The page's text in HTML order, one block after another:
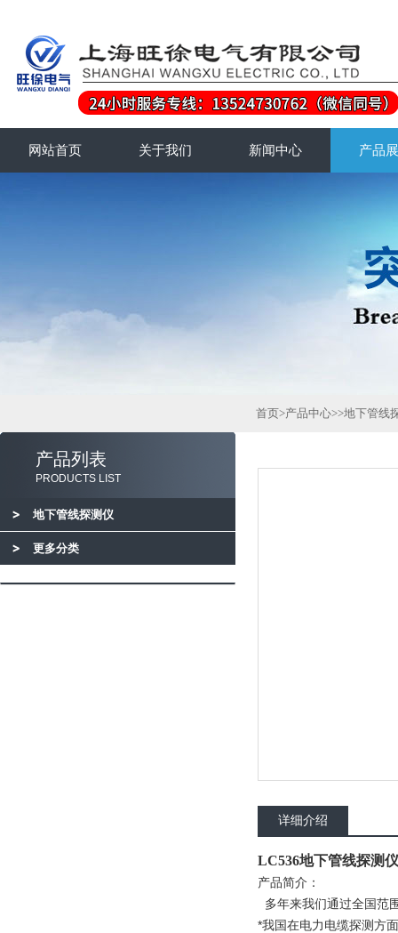
网站首页 关于我们 新闻中心 产品
产品列表
PRODUCTS LIST
地下管线探测仪
更多分类
首页>产品中心>>地下管线
详细介绍
LC536地下管线探测仪
产品简介：
多年来我们通过全国范
*我国在电力电缆探测方